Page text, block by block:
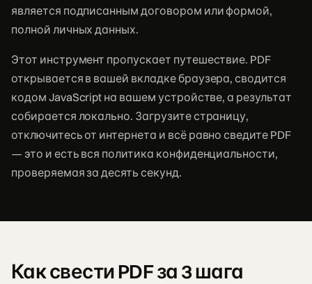
является подписанным договором или формой,
полной личных данных.
Этот инструмент пропускает путешествие. PDF
открывается в вашей вкладке браузера, сводится
кодом JavaScript на вашем устройстве, а результат
собирается локально. Загрузите страницу,
отключитесь от интернета и всё равно сведите PDF
— это и есть вся политика конфиденциальности,
проверяемая за десять секунд.
Как свести PDF за 3 шага